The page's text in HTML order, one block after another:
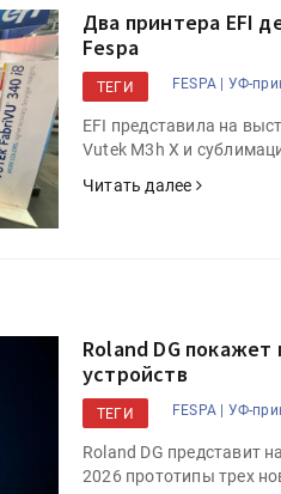
Два принтера EFI
Fespa
ТЕГИ FESPA | УФ-
EFI представила на
Vutek M3h X и
Читать далее
Roland DG
устройств
ТЕГИ FESPA | УФ-
Roland DG представит
2026 прототипы трех
Подпишитесь на